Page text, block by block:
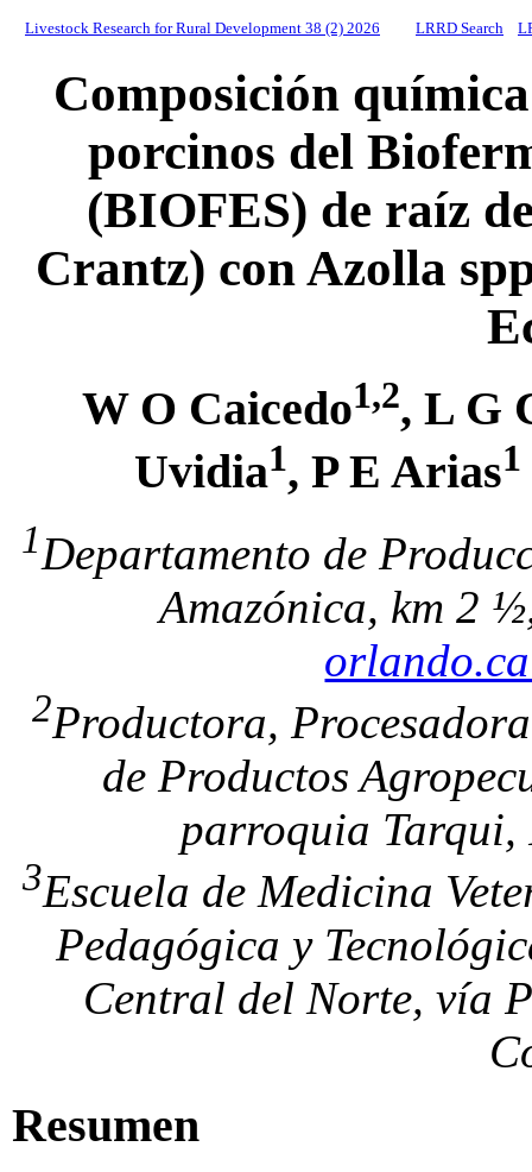
Livestock Research for Rural Development 38 (2) 2026 LRRD Search
Composición
porcinos del
(BIOFES) de raíz
Crantz) con Azolla
W O Caicedo1,2, L G
Uvidia1, P E Arias1
1Departamento de
Amazónica, km 2
2Productora,
de Productos
parroquia Tarqui,
3Escuela de Medicina
Pedagógica y
Central del Norte, vía
Resumen